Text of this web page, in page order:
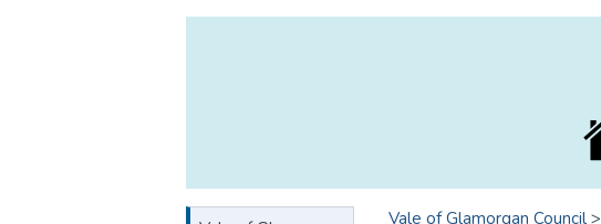
Vale of Glamorgan Council >